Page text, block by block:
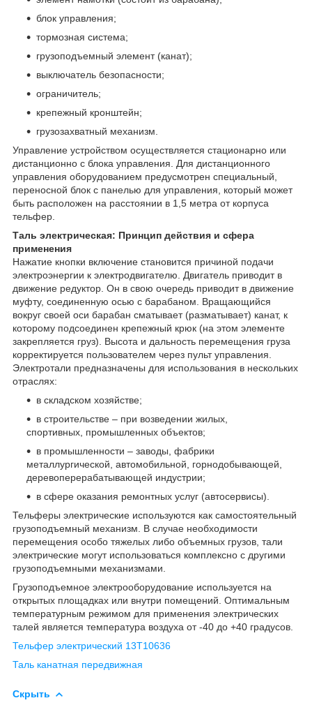
блок управления;
тормозная система;
грузоподъемный элемент (канат);
выключатель безопасности;
ограничитель;
крепежный кронштейн;
грузозахватный механизм.
Управление устройством осуществляется стационарно или
дистанционно с блока управления. Для дистанционного
управления оборудованием предусмотрен специальный,
переносной блок с панелью для управления, который может
быть расположен на расстоянии в 1,5 метра от корпуса
тельфер.
Таль электрическая: Принцип действия и сфера
применения
Нажатие кнопки включение становится причиной подачи
электроэнергии к электродвигателю. Двигатель приводит в
движение редуктор. Он в свою очередь приводит в движение
муфту, соединенную осью с барабаном. Вращающийся
вокруг своей оси барабан сматывает (разматывает) канат, к
которому подсоединен крепежный крюк (на этом элементе
закрепляется груз). Высота и дальность перемещения груза
корректируется пользователем через пульт управления.
Электротали предназначены для использования в нескольких
отраслях:
в складском хозяйстве;
в строительстве – при возведении жилых,
спортивных, промышленных объектов;
в промышленности – заводы, фабрики
металлургической, автомобильной, горнодобывающей,
деревоперерабатывающей индустрии;
в сфере оказания ремонтных услуг (автосервисы).
Тельферы электрические используются как самостоятельный
грузоподъемный механизм. В случае необходимости
перемещения особо тяжелых либо объемных грузов, тали
электрические могут использоваться комплексно с другими
грузоподъемными механизмами.
Грузоподъемное электрооборудование используется на
открытых площадках или внутри помещений. Оптимальным
температурным режимом для применения электрических
талей является температура воздуха от -40 до +40 градусов.
Тельфер электрический 13Т10636
Таль канатная передвижная
Скрыть